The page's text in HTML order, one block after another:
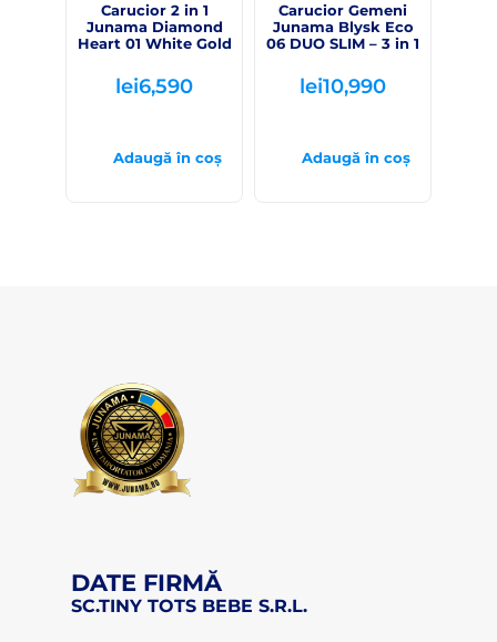
Carucior 2 in 1
Junama Diamond
Heart 01 White Gold
lei6,590
Adaugă în coș
Carucior Gemeni
Junama Blysk Eco
06 DUO SLIM – 3 in 1
lei10,990
Adaugă în coș
DATE FIRMĂ
SC.TINY TOTS BEBE S.R.L.